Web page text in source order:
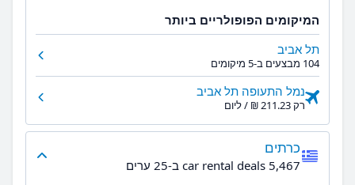
המיקומים הפופולריים ביותר
תל אביב
104 מבצעים ב-5 מיקומים
נמל התעופה תל אביב
רק ‏211.23 ‏₪ / ליום
כרתים
5,467 car rental deals ב-25 ערים